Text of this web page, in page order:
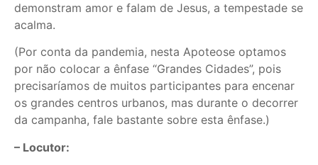
demonstram amor e falam de Jesus, a tempestade se
acalma.
(Por conta da pandemia, nesta Apoteose optamos
por não colocar a ênfase “Grandes Cidades”, pois
precisaríamos de muitos participantes para encenar
os grandes centros urbanos, mas durante o decorrer
da campanha, fale bastante sobre esta ênfase.)
– Locutor: